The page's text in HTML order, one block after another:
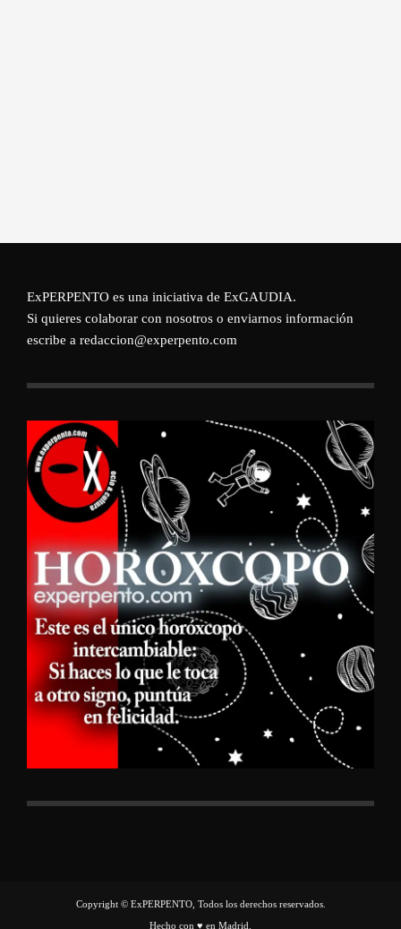
ExPERPENTO es una iniciativa de ExGAUDIA.
Si quieres colaborar con nosotros o enviarnos información
escribe a redaccion@experpento.com
Copyright © ExPERPENTO, Todos los derechos reservados.
Hecho con ♥ en Madrid.